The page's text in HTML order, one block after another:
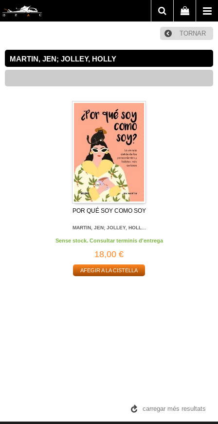
TORNAR
MARTIN, JEN; JOLLEY, HOLLY
POR QUÉ SOY COMO SOY
MARTIN, JEN; JOLLEY, HOLL...
Sense stock. Consultar terminis d'entrega
18,00 €
AFEGIR A LA CISTELLA
carregar més resultats